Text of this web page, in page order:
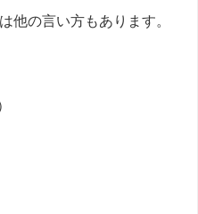
他の言い方もあります。